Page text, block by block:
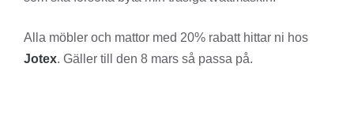
Alla möbler och mattor med 20% rabatt hittar ni hos
Jotex. Gäller till den 8 mars så passa på.